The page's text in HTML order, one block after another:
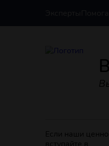
Если наши